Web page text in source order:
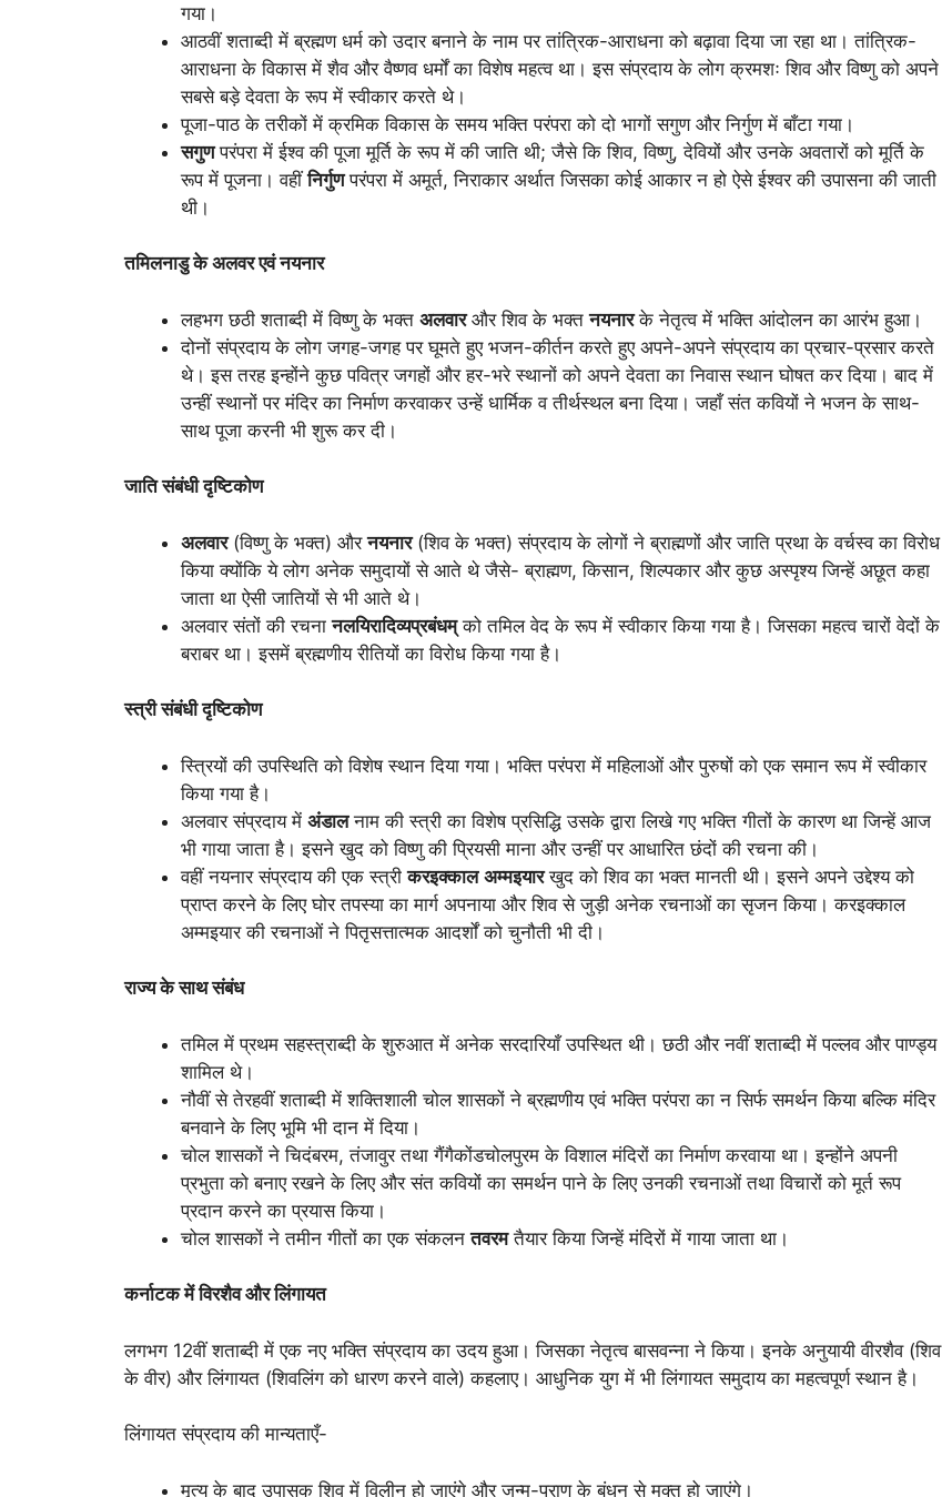
गया।
आठवीं शताब्दी में ब्रह्मण धर्म को उदार बनाने के नाम पर तांत्रिक-आराधना को बढ़ावा दिया जा रहा था। तांत्रिक-
आराधना के विकास में शैव और वैष्णव धर्मों का विशेष महत्व था। इस संप्रदाय के लोग क्रमशः शिव और विष्णु को अपने
सबसे बड़े देवता के रूप में स्वीकार करते थे।
पूजा-पाठ के तरीकों में क्रमिक विकास के समय भक्ति परंपरा को दो भागों सगुण और निर्गुण में बाँटा गया।
सगुणपरंपरा में ईश्व की पूजा मूर्ति के रूप में की जाति थी; जैसे कि शिव, विष्णु, देवियों और उनके अवतारों को मूर्ति के
रूप में पूजना। वहींनिर्गुणपरंपरा में अमूर्त, निराकार अर्थात जिसका कोई आकार न हो ऐसे ईश्वर की उपासना की जाती
थी।
तमिलनाडु के अलवर एवं नयनार
लहभग छठी शताब्दी में विष्णु के भक्त अलवारऔर शिव के भक्तनयनारके नेतृत्व में भक्ति आंदोलन का आरंभ हुआ।
दोनों संप्रदाय के लोग जगह-जगह पर घूमते हुए भजन-कीर्तन करते हुए अपने-अपने संप्रदाय का प्रचार-प्रसार करते
थे। इस तरह इन्होंने कुछ पवित्र जगहों और हर-भरे स्थानों को अपने देवता का निवास स्थान घोषत कर दिया। बाद में
उन्हीं स्थानों पर मंदिर का निर्माण करवाकर उन्हें धार्मिक व तीर्थस्थल बना दिया। जहाँ संत कवियों ने भजन के साथ-
साथ पूजा करनी भी शुरू कर दी।
जाति संबंधी दृष्टिकोण
अलवार(विष्णु के भक्त) औरनयनार(शिव के भक्त) संप्रदाय के लोगों ने ब्राह्मणों और जाति प्रथा के वर्चस्व का विरोध
किया क्योंकि ये लोग अनेक समुदायों से आते थे जैसे- ब्राह्मण, किसान, शिल्पकार और कुछ अस्पृश्य जिन्हें अछूत कहा
जाता था ऐसी जातियों से भी आते थे।
अलवार संतों की रचनानलयिरादिव्यप्रबंधम्को तमिल वेद के रूप में स्वीकार किया गया है। जिसका महत्व चारों वेदों के
बराबर था। इसमें ब्रह्मणीय रीतियों का विरोध किया गया है।
स्त्री संबंधी दृष्टिकोण
स्त्रियों की उपस्थिति को विशेष स्थान दिया गया। भक्ति परंपरा में महिलाओं और पुरुषों को एक समान रूप में स्वीकार
किया गया है।
अलवार संप्रदाय में अंडालनाम की स्त्री का विशेष प्रसिद्धि उसके द्वारा लिखे गए भक्ति गीतों के कारण था जिन्हें आज
भी गाया जाता है। इसने खुद को विष्णु की प्रियसी माना और उन्हीं पर आधारित छंदों की रचना की।
वहीं नयनार संप्रदाय की एक स्त्रीकरइक्काल अम्मइयारखुद को शिव का भक्त मानती थी। इसने अपने उद्देश्य को
प्राप्त करने के लिए घोर तपस्या का मार्ग अपनाया और शिव से जुड़ी अनेक रचनाओं का सृजन किया। करइक्काल
अम्मइयार की रचनाओं ने पितृसत्तात्मक आदर्शों को चुनौती भी दी।
राज्य के साथ संबंध
तमिल में प्रथम सहस्त्राब्दी के शुरुआत में अनेक सरदारियाँ उपस्थित थी। छठी और नवीं शताब्दी में पल्लव और पाण्ड्य
शामिल थे।
नौवीं से तेरहवीं शताब्दी में शक्तिशाली चोल शासकों ने ब्रह्मणीय एवं भक्ति परंपरा का न सिर्फ समर्थन किया बल्कि मंदिर
बनवाने के लिए भूमि भी दान में दिया।
चोल शासकों ने चिदंबरम, तंजावुर तथा गैंगैकोंडचोलपुरम के विशाल मंदिरों का निर्माण करवाया था। इन्होंने अपनी
प्रभुता को बनाए रखने के लिए और संत कवियों का समर्थन पाने के लिए उनकी रचनाओं तथा विचारों को मूर्त रूप
प्रदान करने का प्रयास किया।
चोल शासकों ने तमीन गीतों का एक संकलनतवरमतैयार किया जिन्हें मंदिरों में गाया जाता था।
कर्नाटक में विरशैव और लिंगायत
लगभग 12वीं शताब्दी में एक नए भक्ति संप्रदाय का उदय हुआ। जिसका नेतृत्व बासवन्ना ने किया। इनके अनुयायी वीरशैव (शिव
के वीर) और लिंगायत (शिवलिंग को धारण करने वाले) कहलाए। आधुनिक युग में भी लिंगायत समुदाय का महत्वपूर्ण स्थान है।
लिंगायत संप्रदाय की मान्यताएँ-
मृत्यु के बाद उपासक शिव में विलीन हो जाएंगे और जन्म-प्राण के बंधन से मुक्त हो जाएंगे।